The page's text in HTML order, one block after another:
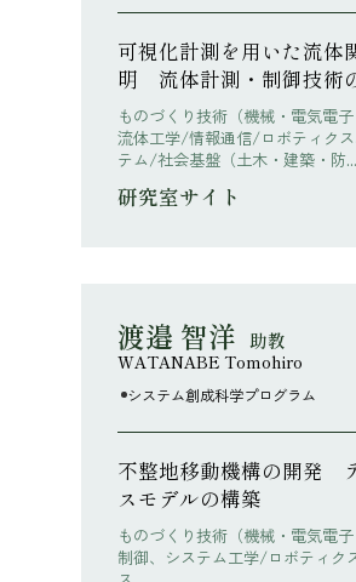
可視化計測を用いた流体
明 流体計測・制御技術
ものづくり技術（機械・電気電
流体工学/情報通信/ロボティク
テム/社会基盤（土木・建築・防...
研究室サイト
渡邉 智洋 助教
WATANABE Tomohiro
システム創成科学プログラム
不整地移動機構の開発
スモデルの構築
ものづくり技術（機械・電気電
制御、システム工学/ロボティク